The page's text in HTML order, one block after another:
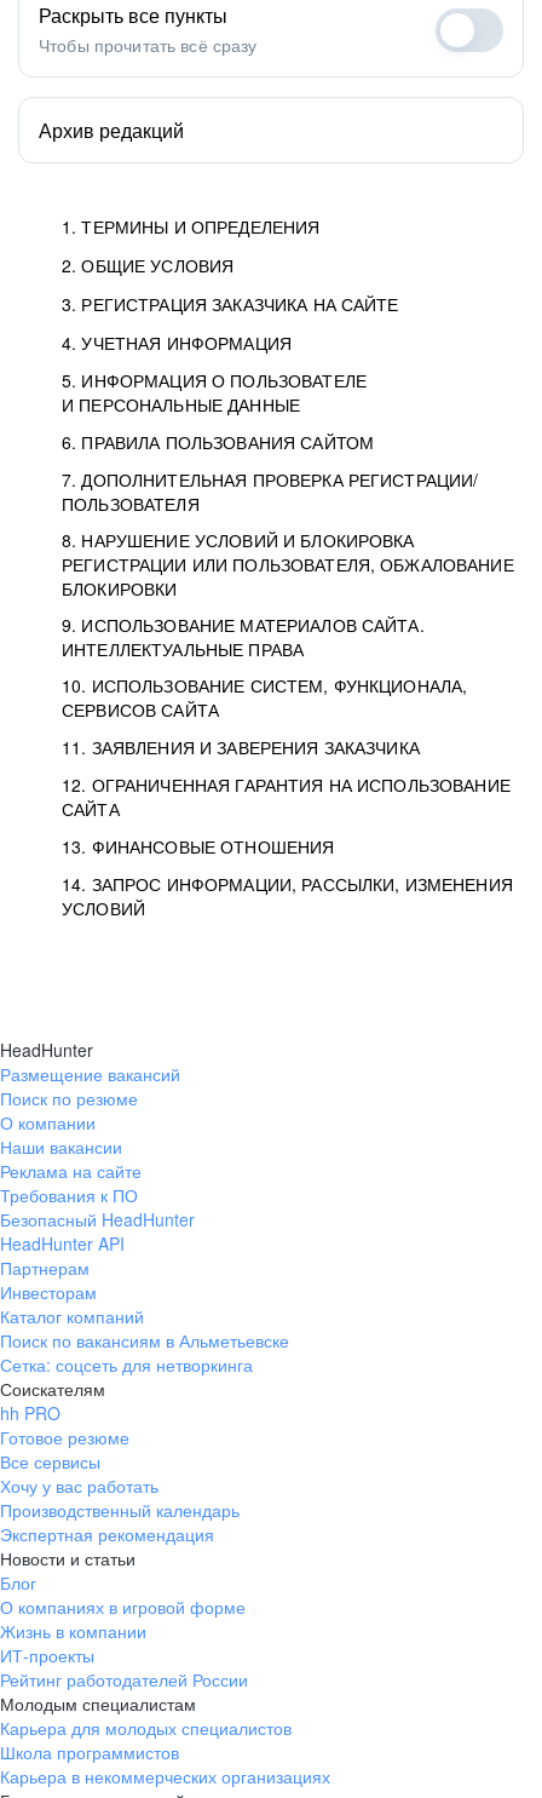
1. ТЕРМИНЫ И ОПРЕДЕЛЕНИЯ
2. ОБЩИЕ УСЛОВИЯ
3. РЕГИСТРАЦИЯ ЗАКАЗЧИКА НА САЙТЕ
4. УЧЕТНАЯ ИНФОРМАЦИЯ
5. ИНФОРМАЦИЯ О ПОЛЬЗОВАТЕЛЕ
И ПЕРСОНАЛЬНЫЕ ДАННЫЕ
6. ПРАВИЛА ПОЛЬЗОВАНИЯ САЙТОМ
7. ДОПОЛНИТЕЛЬНАЯ ПРОВЕРКА РЕГИСТРАЦИИ/
ПОЛЬЗОВАТЕЛЯ
8. НАРУШЕНИЕ УСЛОВИЙ И БЛОКИРОВКА
РЕГИСТРАЦИИ ИЛИ ПОЛЬЗОВАТЕЛЯ, ОБЖАЛОВАНИЕ
БЛОКИРОВКИ
9. ИСПОЛЬЗОВАНИЕ МАТЕРИАЛОВ САЙТА.
ИНТЕЛЛЕКТУАЛЬНЫЕ ПРАВА
10. ИСПОЛЬЗОВАНИЕ СИСТЕМ, ФУНКЦИОНАЛА,
СЕРВИСОВ САЙТА
11. ЗАЯВЛЕНИЯ И ЗАВЕРЕНИЯ ЗАКАЗЧИКА
12. ОГРАНИЧЕННАЯ ГАРАНТИЯ НА ИСПОЛЬЗОВАНИЕ
САЙТА
13. ФИНАНСОВЫЕ ОТНОШЕНИЯ
14. ЗАПРОС ИНФОРМАЦИИ, РАССЫЛКИ, ИЗМЕНЕНИЯ
УСЛОВИЙ
Раскрыть все пункты
Чтобы прочитать всё сразу
Архив редакций
HeadHunter
Размещение вакансий
Поиск по резюме
О компании
Наши вакансии
Реклама на сайте
Требования к ПО
Безопасный HeadHunter
HeadHunter API
Партнерам
Инвесторам
Каталог компаний
Поиск по вакансиям в Альметьевске
Сетка: соцсеть для нетворкинга
Соискателям
hh PRO
Готовое резюме
Все сервисы
Хочу у вас работать
Производственный календарь
Экспертная рекомендация
Новости и статьи
Блог
О компаниях в игровой форме
Жизнь в компании
ИТ-проекты
Рейтинг работодателей России
Молодым специалистам
Карьера для молодых специалистов
Школа программистов
Карьера в некоммерческих организациях